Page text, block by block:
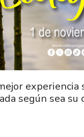
según sea su